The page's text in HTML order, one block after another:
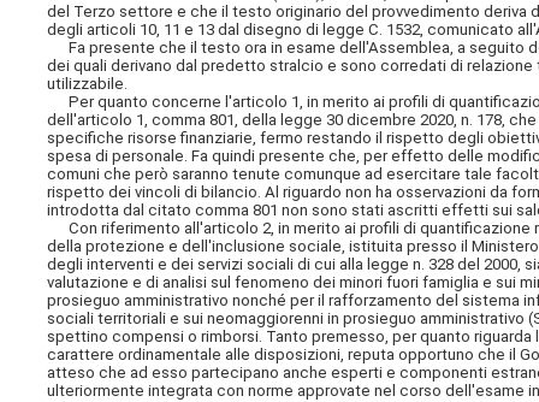
del Terzo settore e che il testo originario del provvedimento
degli articoli 10, 11 e 13 dal disegno di legge C. 1532, comunicato
Fa presente che il testo ora in esame dell'Assemblea, a seguito
dei quali derivano dal predetto stralcio e sono corredati di
utilizzabile.
Per quanto concerne l'articolo 1, in merito ai profili di
dell'articolo 1, comma 801, della legge 30 dicembre 2020, n. 178,
specifiche risorse finanziarie, fermo restando il rispetto degli
spesa di personale. Fa quindi presente che, per effetto delle
comuni che però saranno tenute comunque ad esercitare tale
rispetto dei vincoli di bilancio. Al riguardo non ha osservazioni da
introdotta dal citato comma 801 non sono stati ascritti effetti sui
Con riferimento all'articolo 2, in merito ai profili di quantificazione
della protezione e dell'inclusione sociale, istituita presso il
degli interventi e dei servizi sociali di cui alla legge n. 328 del
valutazione e di analisi sul fenomeno dei minori fuori famiglia e sui
prosieguo amministrativo nonché per il rafforzamento del sistema
sociali territoriali e sui neomaggiorenni in prosieguo amministrativo
spettino compensi o rimborsi. Tanto premesso, per quanto
carattere ordinamentale alle disposizioni, reputa opportuno che il
atteso che ad esso partecipano anche esperti e componenti
ulteriormente integrata con norme approvate nel corso dell'esame